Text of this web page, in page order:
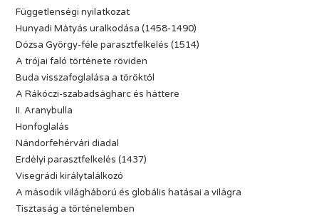
Függetlenségi nyilatkozat
Hunyadi Mátyás uralkodása (1458-1490)
Dózsa György-féle parasztfelkelés (1514)
A trójai faló története röviden
Buda visszafoglalása a töröktől
A Rákóczi-szabadságharc és háttere
II. Aranybulla
Honfoglalás
Nándorfehérvári diadal
Erdélyi parasztfelkelés (1437)
Visegrádi királytalálkozó
A második világháború és globális hatásai a világra
Tisztaság a történelemben